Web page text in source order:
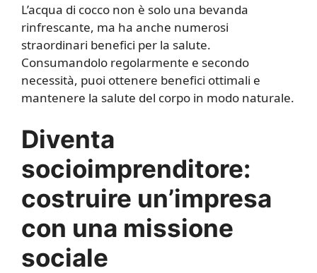
L’acqua di cocco non è solo una bevanda
rinfrescante, ma ha anche numerosi
straordinari benefici per la salute.
Consumandolo regolarmente e secondo
necessità, puoi ottenere benefici ottimali e
mantenere la salute del corpo in modo naturale.
Diventa
socioimprenditore:
costruire un’impresa
con una missione
sociale